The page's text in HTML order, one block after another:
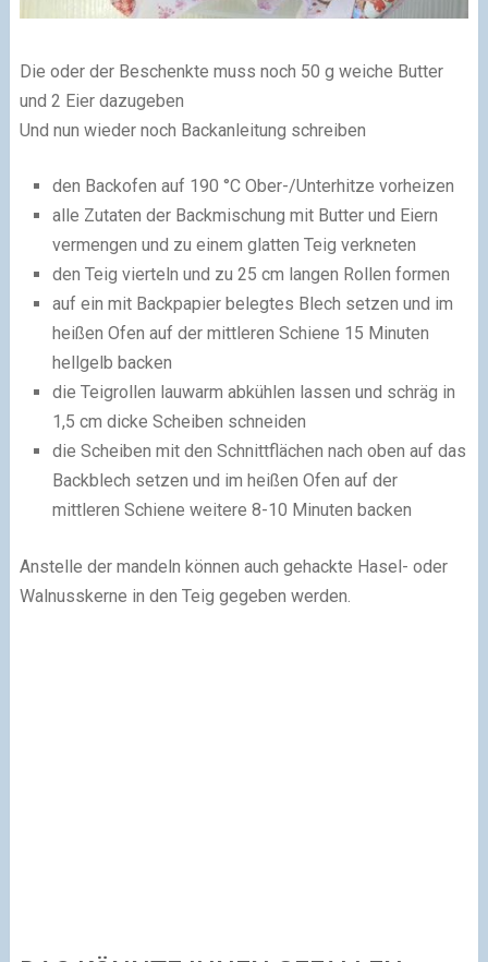
Die oder der Beschenkte muss noch 50 g weiche Butter
und 2 Eier dazugeben
Und nun wieder noch Backanleitung schreiben
den Backofen auf 190 °C Ober-/Unterhitze vorheizen
alle Zutaten der Backmischung mit Butter und Eiern
vermengen und zu einem glatten Teig verkneten
den Teig vierteln und zu 25 cm langen Rollen formen
auf ein mit Backpapier belegtes Blech setzen und im
heißen Ofen auf der mittleren Schiene 15 Minuten
hellgelb backen
die Teigrollen lauwarm abkühlen lassen und schräg in
1,5 cm dicke Scheiben schneiden
die Scheiben mit den Schnittflächen nach oben auf das
Backblech setzen und im heißen Ofen auf der
mittleren Schiene weitere 8-10 Minuten backen
Anstelle der mandeln können auch gehackte Hasel- oder
Walnusskerne in den Teig gegeben werden.